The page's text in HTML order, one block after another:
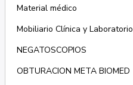
Material médico
Mobiliario Clínica y Laboratorio
NEGATOSCOPIOS
OBTURACION META BIOMED